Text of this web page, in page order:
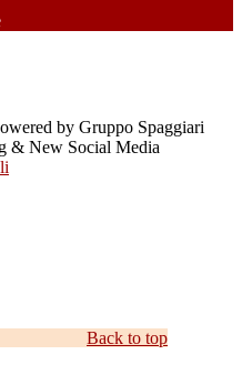
by Gruppo Spaggiari
& New Social Media
Back to top